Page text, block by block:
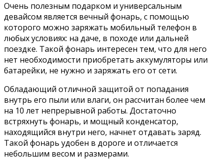
Очень полезным подарком и универсальным
девайсом является вечный фонарь, с помощью
которого можно заряжать мобильный телефон в
любых условиях: на даче, в походе или дальней
поездке. Такой фонарь интересен тем, что для него
нет необходимости приобретать аккумуляторы или
батарейки, не нужно и заряжать его от сети.
Обладающий отличной защитой от попадания
внутрь его пыли или влаги, он рассчитан более чем
на 10 лет непрерывной работы. Достаточно
встряхнуть фонарь, и мощный конденсатор,
находящийся внутри него, начнет отдавать заряд.
Такой фонарь удобен в дороге и отличается
небольшим весом и размерами.